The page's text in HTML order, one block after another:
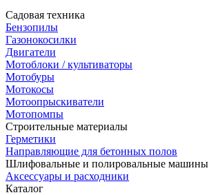
Садовая техника
Бензопилы
Газонокосилки
Двигатели
Мотоблоки / культиваторы
Мотобуры
Мотокосы
Мотоопрыскиватели
Мотопомпы
Строительные материалы
Герметики
Направляющие для бетонных полов
Шлифовальные и полировальные машины
Аксессуары и расходники
Каталог